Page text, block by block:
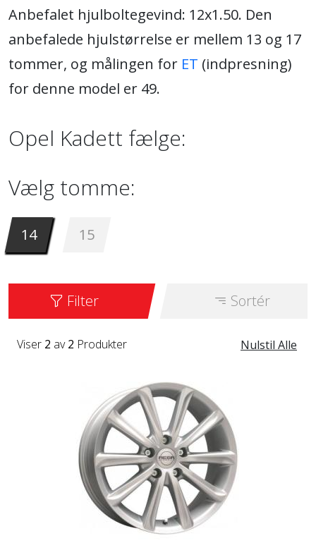
Anbefalet hjulboltegevind: 12x1.50. Den
anbefalede hjulstørrelse er mellem 13 og 17
tommer, og målingen for ET (indpresning)
for denne model er 49.
Opel Kadett fælge:
Vælg tomme:
14 15
Filter Sortér
Nulstil Alle
Viser 2 av2 Produkter